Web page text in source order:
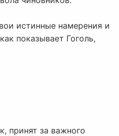
истинные намерения и
показывает Гоголь,
принят за важного